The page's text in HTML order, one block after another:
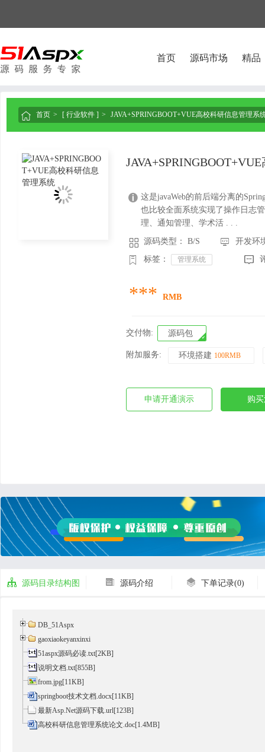
首页 源码市场 精品
 首页 [ 行业软件 ] JAVA+SPRINGBOOT+VUE高校科研信息管理系
 这是javaWeb的前后端分离的
也比较全面系统实现了操作日志
理、通知管理、学术活 . . .
 源码类型： B/S  开发环
 标签： 管理系统 
*** RMB
交付物: 源码包
附加服务: 环境搭建 100RMB
申请开通演示 购
 源码目录结构图  源码介绍  下单记录(0)
DB_51Aspx
gaoxiaokeyanxinxi
51aspx源码必读.txt[2KB]
说明文档.txt[855B]
from.jpg[11KB]
springboot技术文档.docx[11KB]
最新Asp.Net源码下载.url[123B]
高校科研信息管理系统论文.doc[1.4MB]